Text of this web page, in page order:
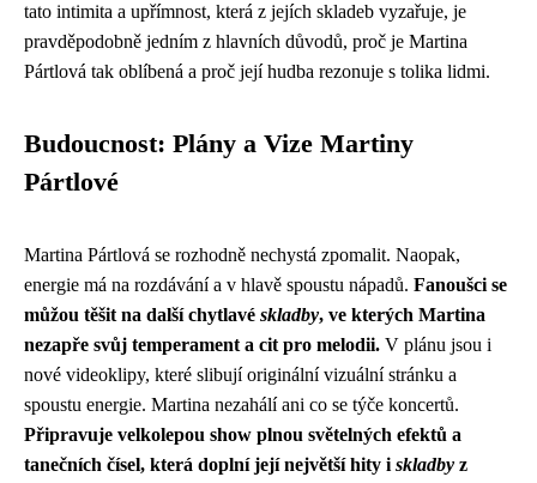
tato intimita a upřímnost, která z jejích skladeb vyzařuje, je
pravděpodobně jedním z hlavních důvodů, proč je Martina
Pártlová tak oblíbená a proč její hudba rezonuje s tolika lidmi.
Budoucnost: Plány a Vize Martiny
Pártlové
Martina Pártlová se rozhodně nechystá zpomalit. Naopak,
energie má na rozdávání a v hlavě spoustu nápadů. Fanoušci se
můžou těšit na další chytlavé skladby, ve kterých Martina
nezapře svůj temperament a cit pro melodii. V plánu jsou i
nové videoklipy, které slibují originální vizuální stránku a
spoustu energie. Martina nezahálí ani co se týče koncertů.
Připravuje velkolepou show plnou světelných efektů a
tanečních čísel, která doplní její největší hity i skladby z